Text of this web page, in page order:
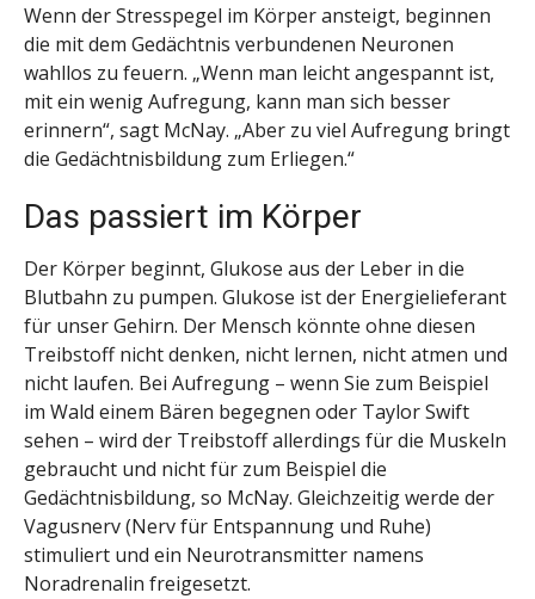
Wenn der Stresspegel im Körper ansteigt, beginnen
die mit dem Gedächtnis verbundenen Neuronen
wahllos zu feuern. „Wenn man leicht angespannt ist,
mit ein wenig Aufregung, kann man sich besser
erinnern“, sagt McNay. „Aber zu viel Aufregung bringt
die Gedächtnisbildung zum Erliegen.“
Das passiert im Körper
Der Körper beginnt, Glukose aus der Leber in die
Blutbahn zu pumpen. Glukose ist der Energielieferant
für unser Gehirn. Der Mensch könnte ohne diesen
Treibstoff nicht denken, nicht lernen, nicht atmen und
nicht laufen. Bei Aufregung – wenn Sie zum Beispiel
im Wald einem Bären begegnen oder Taylor Swift
sehen – wird der Treibstoff allerdings für die Muskeln
gebraucht und nicht für zum Beispiel die
Gedächtnisbildung, so McNay. Gleichzeitig werde der
Vagusnerv (Nerv für Entspannung und Ruhe)
stimuliert und ein Neurotransmitter namens
Noradrenalin freigesetzt.